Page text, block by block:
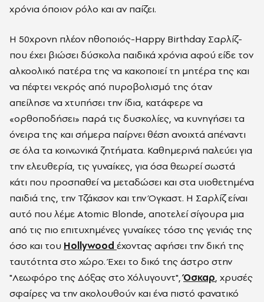
χρόνια όποιον ρόλο και αν παίζει.
Η 50χρονη πλέον ηθοποιός-Happy Birthday Σαρλίζ-
που έχει βιώσει δύσκολα παιδικά χρόνια αφού είδε τον
αλκοολικό πατέρα της να κακοποιεί τη μητέρα της και
να πέφτει νεκρός από πυροβολισμό της όταν
απείλησε να χτυπήσει την ίδια, κατάφερε να
«ορθοποδήσει» παρά τις δυσκολίες, να κυνηγήσει τα
όνειρα της και σήμερα παίρνει θέση ανοιχτά απέναντι
σε όλα τα κοινωνικά ζητήματα. Καθημερινά παλεύει για
την ελευθερία, τις γυναίκες, για όσα θεωρεί σωστά
κάτι που προσπαθεί να μεταδώσει και στα υιοθετημένα
παιδιά της, την Τζάκσον και την Όγκαστ. Η Σαρλίζ είναι
αυτό που λέμεAtomic Blonde, αποτελεί σίγουρα μια
από τις πιο επιτυχημένες γυναίκες τόσο της γενιάς της
όσο και του Hollywood έχοντας αφήσει την δική της
ταυτότητα στο χώρο. Έχει το δικό της άστρο στην
"Λεωφόρο της Δόξας στο Χόλυγουντ",Όσκαρ, χρυσές
σφαίρες να την ακολουθούν και ένα πιστό φανατικό